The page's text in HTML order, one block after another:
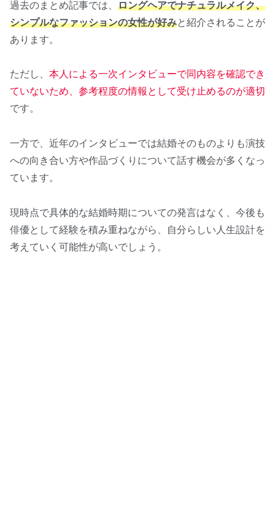
過去のまとめ記事では、 ロングヘアでナチュラルメイク、
シンプルなファッションの女性が好みと紹介されることが
あります。
ただし、 本人による一次インタビューで同内容を確認でき
ていないため、参考程度の情報として受け止めるのが適切
です。
一方で、近年のインタビューでは結婚そのものよりも演技
への向き合い方や作品づくりについて話す機会が多くなっ
ています。
現時点で具体的な結婚時期についての発言はなく、今後も
俳優として経験を積み重ねながら、自分らしい人生設計を
考えていく可能性が高いでしょう。